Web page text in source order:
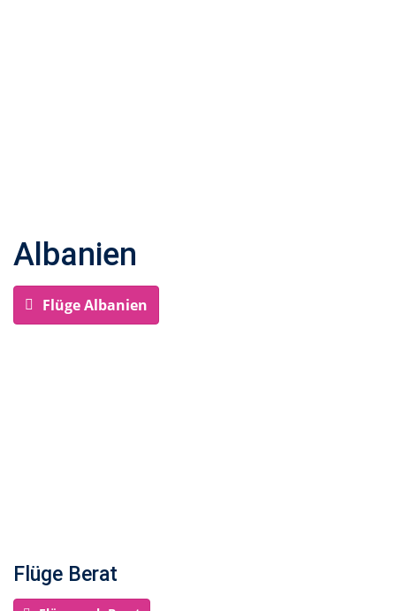
Albanien
Flüge Albanien
Flüge Berat